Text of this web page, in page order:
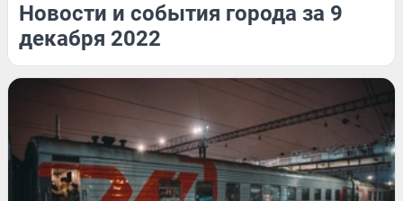
Новости и события города за 9
декабря 2022